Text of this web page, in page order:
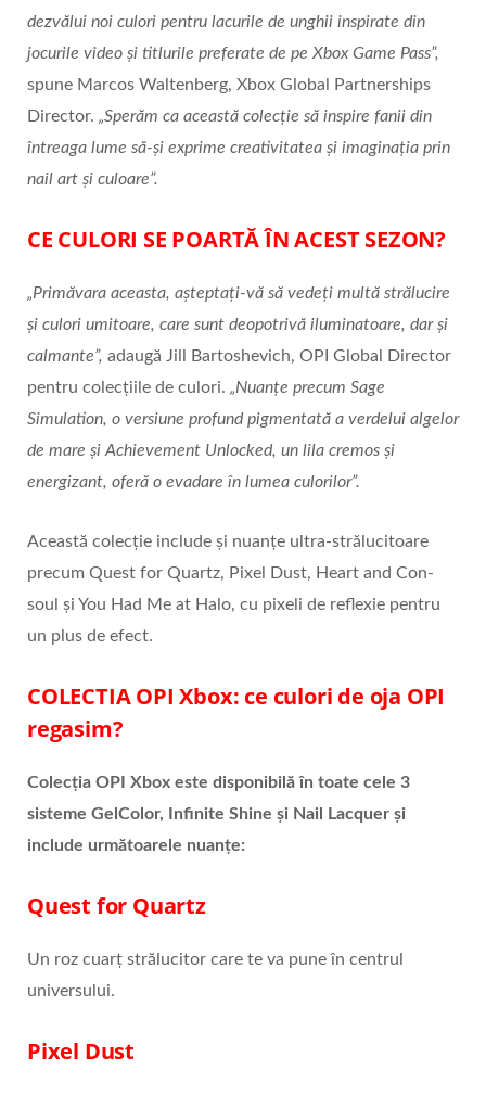
dezvălui noi culori pentru lacurile de unghii inspirate din
jocurile video și titlurile preferate de pe Xbox Game Pass”,
spune Marcos Waltenberg, Xbox Global Partnerships
Director. „Sperăm ca această colecție să inspire fanii din
întreaga lume să-și exprime creativitatea și imaginația prin
nail art și culoare”.
CE CULORI SE POARTĂ ÎN ACEST SEZON?
„Primăvara aceasta, așteptați-vă să vedeți multă strălucire
și culori umitoare, care sunt deopotrivă iluminatoare, dar și
calmante”, adaugă Jill Bartoshevich, OPI Global Director
pentru colecțiile de culori. „Nuanțe precum Sage
Simulation, o versiune profund pigmentată a verdelui algelor
de mare și Achievement Unlocked, un lila cremos și
energizant, oferă o evadare în lumea culorilor”.
Această colecție include și nuanțe ultra-strălucitoare
precum Quest for Quartz, Pixel Dust, Heart and Con-
soul și You Had Me at Halo, cu pixeli de reflexie pentru
un plus de efect.
COLECTIA OPI Xbox: ce culori de oja OPI
regasim?
Colecția OPI Xbox este disponibilă în toate cele 3
sisteme GelColor, Infinite Shine și Nail Lacquer și
include următoarele nuanțe:
Quest for Quartz
Un roz cuarț strălucitor care te va pune în centrul
universului.
Pixel Dust